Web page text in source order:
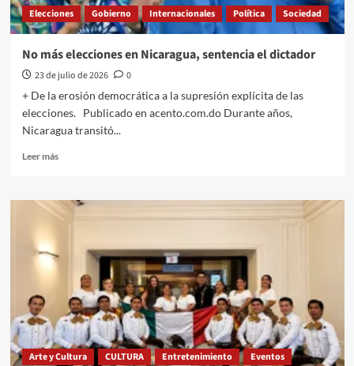
Elecciones Gobierno Internacionales Política Sociedad
No más elecciones en Nicaragua, sentencia el dictador
23 de julio de 2026
0
+ De la erosión democrática a la supresión explícita de las
elecciones. Publicado en acento.com.do Durante años,
Nicaragua transitó...
Leer másLeer
No
más
Nicaragua,
sentencia
dictador
Arte y Cultura CULTURA Entretenimiento
Eventos